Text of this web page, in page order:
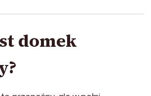
domek